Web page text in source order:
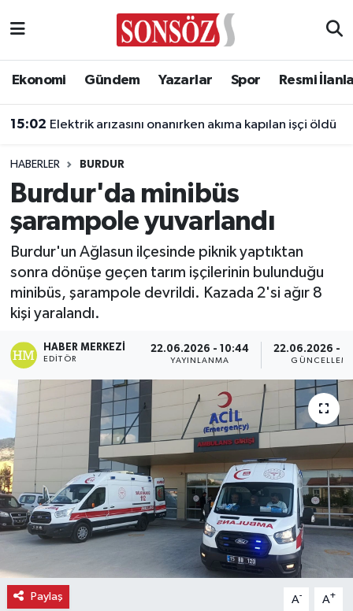
Ekonomi Gündem Yazarlar Spor Resmi
15:02 Elektrik arızasını onanırken akıma kapılan işçi öldü
HABERLER BURDUR
Burdur'da minibüs
şarampole yuvarlandı
Burdur'un Ağlasun ilçesinde piknik yaptıktan
sonra dönüşe geçen tarım işçilerinin bulunduğu
minibüs, şarampole devrildi. Kazada 2'si ağır 8
kişi yaralandı.
HABER MERKEZI
EDITÖR
22.06.2026 - 10:44
YAYINLANMA
22.06.2026 -
Paylaş A- A+
Asayiş
Biyografi
Çevre
Diğer
Dünya
Eğitim
Ekonomi
Eleman
Gündem
Gurme
Haber
Ankara Nöbetçi Eczaneler
Ankara Trafik Yoğunluk Haritası
Süper Lig Puan Durumu ve Fikstür
Tüm Manşetler
Son Dakika Haberleri
Haber Arşivi